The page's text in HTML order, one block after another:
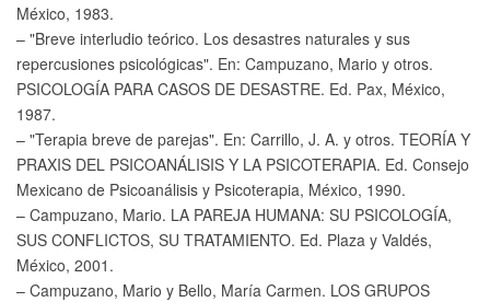
México, 1983.
– "Breve interludio teórico. Los desastres naturales y sus
repercusiones psicológicas". En: Campuzano, Mario y otros.
PSICOLOGÍA PARA CASOS DE DESASTRE. Ed. Pax, México,
1987.
– "Terapia breve de parejas". En: Carrillo, J. A. y otros. TEORÍA Y
PRAXIS DEL PSICOANÁLISIS Y LA PSICOTERAPIA. Ed. Consejo
Mexicano de Psicoanálisis y Psicoterapia, México, 1990.
– Campuzano, Mario. LA PAREJA HUMANA: SU PSICOLOGÍA,
SUS CONFLICTOS, SU TRATAMIENTO. Ed. Plaza y Valdés,
México, 2001.
– Campuzano, Mario y Bello, María Carmen. LOS GRUPOS